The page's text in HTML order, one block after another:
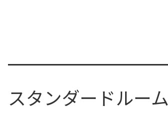
スタンダードルーム